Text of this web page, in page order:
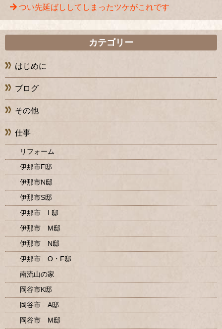
つい先延ばししてしまったツケがこれです
カテゴリー
はじめに
ブログ
その他
仕事
リフォーム
伊那市F邸
伊那市N邸
伊那市S邸
伊那市 I 邸
伊那市 M邸
伊那市 N邸
伊那市 O・F邸
南流山の家
岡谷市K邸
岡谷市 A邸
岡谷市 M邸